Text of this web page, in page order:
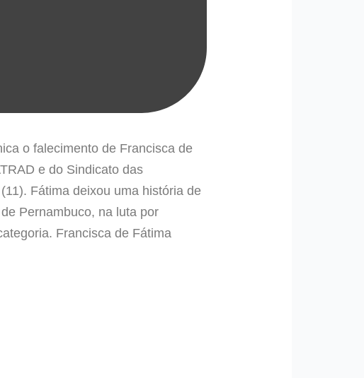
o falecimento de Francisca de
e do Sindicato das
Fátima deixou uma história de
Pernambuco, na luta por
Francisca de Fátima